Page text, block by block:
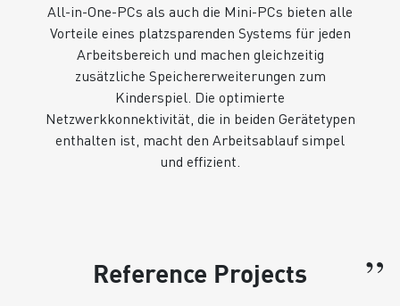
All-in-One-PCs als auch die Mini-PCs bieten alle
Vorteile eines platzsparenden Systems für jeden
Arbeitsbereich und machen gleichzeitig
zusätzliche Speichererweiterungen zum
Kinderspiel. Die optimierte
Netzwerkkonnektivität, die in beiden Gerätetypen
enthalten ist, macht den Arbeitsablauf simpel
und effizient.
”
Reference Projects